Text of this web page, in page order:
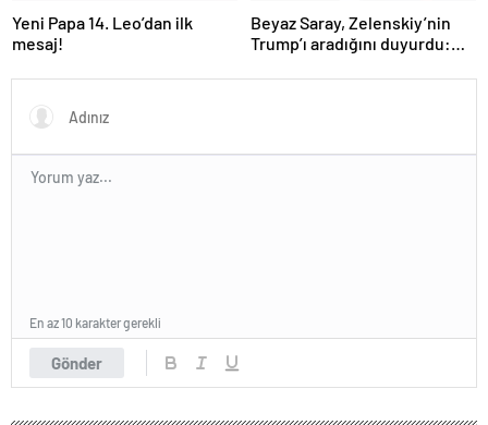
Yeni Papa 14. Leo’dan ilk
mesaj!
Beyaz Saray, Zelenskiy’nin
Trump’ı aradığını duyurdu:
oldu”
Gönder
En az 10 karakter gerekli